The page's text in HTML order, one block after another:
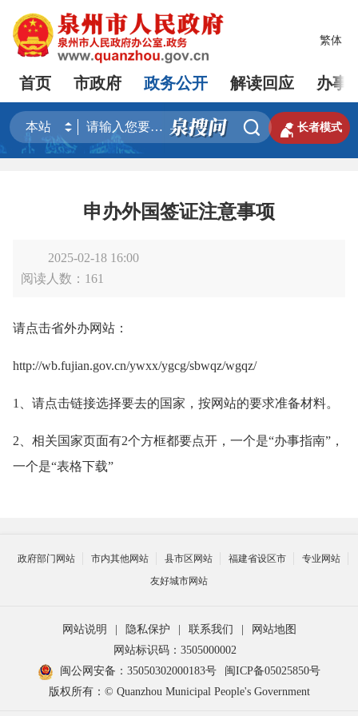
繁体
首页 市政府 政务公开 解读回应 办事
  长者模式
申办外国签证注意事项
2025-02-18 16:00
阅读人数： 161
请点击省外办网站：
http://wb.fujian.gov.cn/ywxx/ygcg/sbwqz/wgqz/
1、请点击链接选择要去的国家，按网站的要求准备材料。
2、相关国家页面有2个方框都要点开，一个是“办事指南”，
一个是“表格下载”
政府部门网站 市内其他网站 县市区网站 福建省设区市
专业网站
友好城市网站
网站说明 隐私保护 联系我们
网站地图
网站标识码：3505000002
闽公网安备：35050302000183号
闽ICP备05025850号
版权所有：© Quanzhou Municipal People's Government